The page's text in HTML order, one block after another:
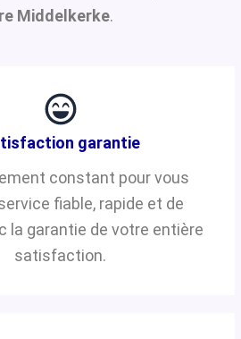
Middelkerke.
garantie
constant pour vous
fiable, rapide et de
la garantie de votre entière
satisfaction.